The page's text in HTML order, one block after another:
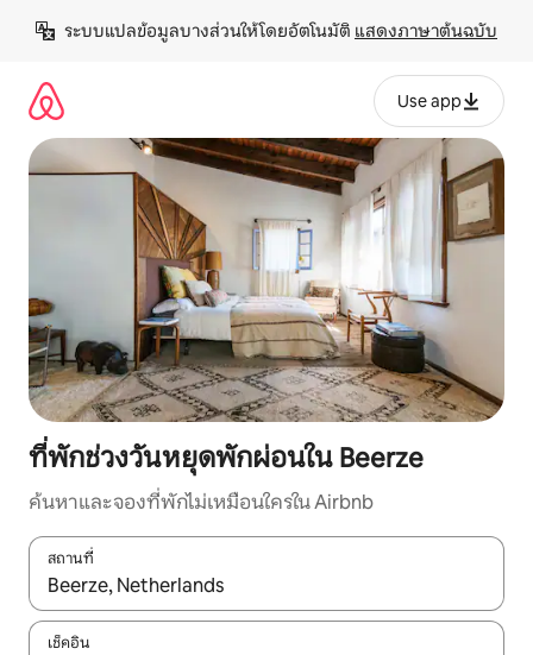
เนื้อหา
ระบบแปลข้อมูลบางส่วนให้โดยอัตโนมัติ แสดงภาษาต้นฉบับ
Use app
ที่พักช่วงวันหยุดพักผ่อนใน Beerze
ค้นหาและจองที่พักไม่เหมือนใครใน Airbnb
สถานที่
ใช้ลูกศรขึ้นลง หรือใช้การสัมผัสหรือปัด เพื่อสำรวจผลการค้นหา
เช็คอิน